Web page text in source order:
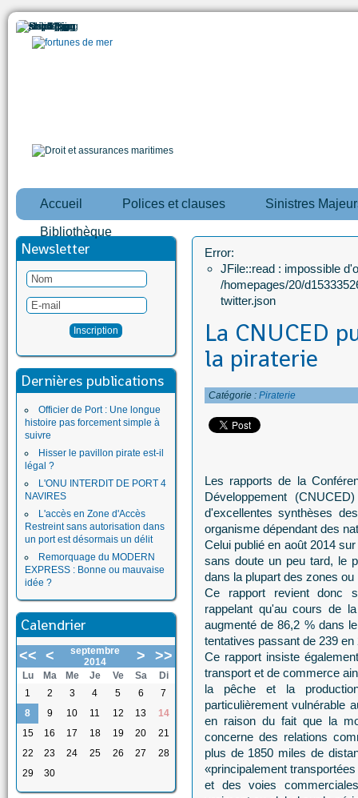
Accueil Polices et clauses Sinistres
Bibliothèque
Newsletter
Dernières publications
Officier de Port : Une longue
histoire pas forcement simple à
suivre
Hisser le pavillon pirate est-il
légal ?
L'ONU INTERDIT DE PORT 4
NAVIRES
L'accès en Zone d'Accès
Restreint sans autorisation dans
un port est désormais un délit
Remorquage du MODERN
EXPRESS : Bonne ou mauvaise
idée ?
Calendrier
<< <
septembre
2014
> >>
Lu Ma Me Je Ve Sa
Di
1
2 3 4 5 6
7
8
9 10 11 12 13
14
15
16 17 18 19 20
21
22
23 24 25 26 27
28
29
30
Error:
JFile::read : impossible
/homepages/20/
twitter.json
La CNUCED
la piraterie
Catégorie : Piraterie
Les rapports de la
Développement
d'excellentes synthèses
organisme dépendant des
Celui publié en août 2014
sans doute un peu tard, le
dans la plupart des zones
Ce rapport revient donc
rappelant qu'au cours de
augmenté de 86,2 % dans
tentatives passant de 239 en
Ce rapport insiste
transport et de commerce
la pêche et la
particulièrement vulnérable
en raison du fait que la
concerne des relations
plus de 1850 miles de
«principalement
et des voies